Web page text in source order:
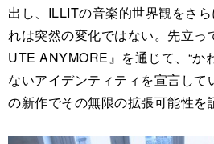
出し、ILLITの音楽的世界観をさ
れは突然の変化ではない。先立っ
UTE ANYMORE』を通じて、“か
ないアイデンティティを宣言して
の新作でその無限の拡張可能性を